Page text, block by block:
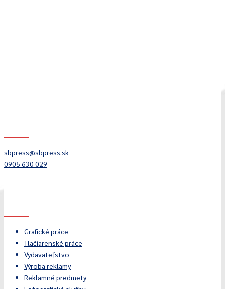
sbpress@sbpress.sk
0905 630 029
Grafické práce
Tlačiarenské práce
Vydavateľstvo
Výroba reklamy
Reklamné predmety